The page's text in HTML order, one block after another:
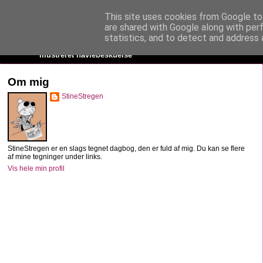
StineStregen
Illustreret navlebeskuelse
Om mig
StineStregen
StineStregen er en slags tegnet dagbog, den er fuld af mig. Du kan se flere
af mine tegninger under links.
Vis hele min profil
This site uses cookies from Google
are shared with Google along with
statistics, and to detect and address